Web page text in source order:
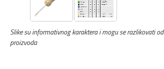
Slike su informativnog karaktera i mogu se razlikovati od
proizvoda